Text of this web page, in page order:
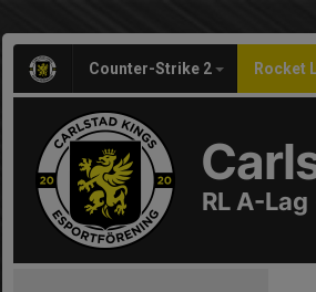
Counter-Strike 2 Rocket
RL A-Lag